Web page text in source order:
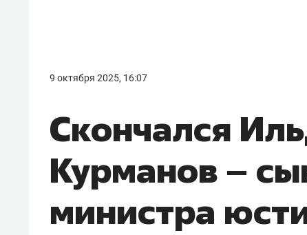
9 октября 2025, 16:07
Скончался
Курманов –
министра